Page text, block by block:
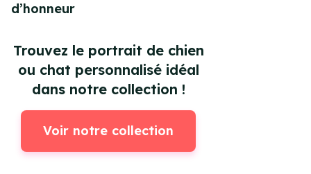
d’honneur
Trouvez le portrait de chien
ou chat personnalisé idéal
dans notre collection !
Voir notre collection